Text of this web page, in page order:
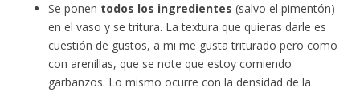
Se ponen todos los ingredientes (salvo el pimentón)
en el vaso y se tritura. La textura que quieras darle es
cuestión de gustos, a mi me gusta triturado pero como
con arenillas, que se note que estoy comiendo
garbanzos. Lo mismo ocurre con la densidad de la